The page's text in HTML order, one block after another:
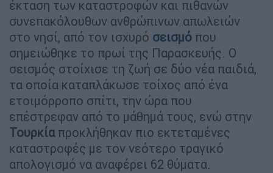
έκταση των καταστροφών και πιθανών
συνεπακόλουθων ανθρώπινων απωλειών
στο νησί, από τον ισχυρό σεισμό που
σημειώθηκε το πρωί της Παρασκευής. Ο
σεισμός στοίχισε τη ζωή σε δύο νέα παιδιά,
τα οποία καταπλάκωσε τοίχος από ένα
ετοιμόρροπο σπίτι, την ώρα που
επέστρεφαν από το μάθημά τους, ενώ στην
Τουρκίαπροκλήθηκαν πιο εκτεταμένες
καταστροφές με τον νεότερο τραγικό
απολογισμό να αναφέρει 62 θύματα.